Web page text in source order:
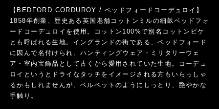
【BEDFORD CORDUROY / ベッドフォードコーデュロイ】
1858年創業、歴史ある英国老舗コットンミルの細畝ベッドフォ
ードコーデュロイを使用。コットン100%で別名コットンピケ
とも呼ばれる生地。イングランドの街である、ベッドフォード
に因んで名付けられ、ハンティングウェア・ミリタリーウェ
ア・室内宝飾品として古くから愛用されていた生地。コーデュ
ロイというとドライなタッチをイメージされる方もいらっしゃ
るかもしれませんが、ベルベットのようにしっとり、艶やかな
手触り。